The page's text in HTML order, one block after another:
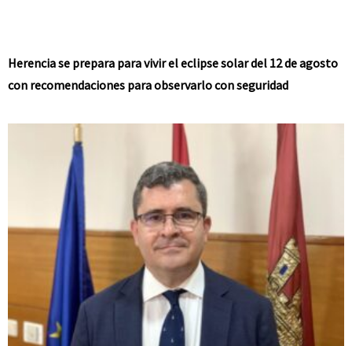
Herencia se prepara para vivir el eclipse solar del 12 de agosto
con recomendaciones para observarlo con seguridad